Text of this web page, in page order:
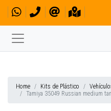
Home Kits de Plástico
Tamiya 35049 Russian medium